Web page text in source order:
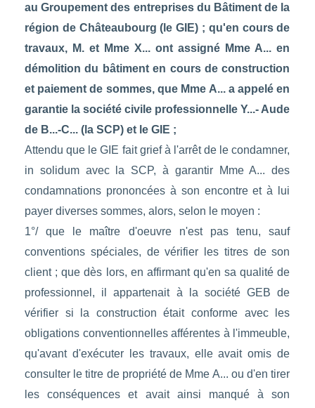
au Groupement des entreprises du Bâtiment de la
région de Châteaubourg (le GIE) ; qu'en cours de
travaux, M. et Mme X... ont assigné Mme A... en
démolition du bâtiment en cours de construction
et paiement de sommes, que Mme A... a appelé en
garantie la société civile professionnelle Y...- Aude
de B...-C... (la SCP) et le GIE ;
Attendu que le GIE fait grief à l'arrêt de le condamner,
in solidum avec la SCP, à garantir Mme A... des
condamnations prononcées à son encontre et à lui
payer diverses sommes, alors, selon le moyen :
1°/ que le maître d'oeuvre n'est pas tenu, sauf
conventions spéciales, de vérifier les titres de son
client ; que dès lors, en affirmant qu'en sa qualité de
professionnel, il appartenait à la société GEB de
vérifier si la construction était conforme avec les
obligations conventionnelles afférentes à l'immeuble,
qu'avant d'exécuter les travaux, elle avait omis de
consulter le titre de propriété de Mme A... ou d'en tirer
les conséquences et avait ainsi manqué à son